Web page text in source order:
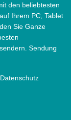
den beliebtesten
Ihrem PC, Tablet
Sie Ganze
Sendung
Datenschutz